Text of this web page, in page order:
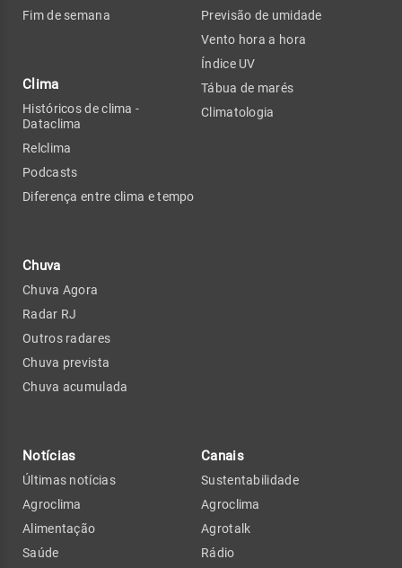
Fim de semana
Clima
Históricos de clima -
Dataclima
Relclima
Podcasts
Diferença entre clima e tempo
Chuva
Chuva Agora
Radar RJ
Outros radares
Chuva prevista
Chuva acumulada
Previsão de umidade
Vento hora a hora
Índice UV
Tábua de marés
Climatologia
Notícias
Últimas notícias
Agroclima
Alimentação
Saúde
Canais
Sustentabilidade
Agroclima
Agrotalk
Rádio